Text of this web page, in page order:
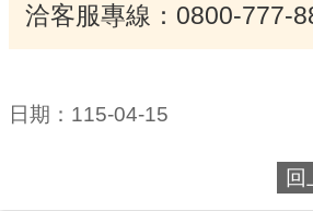
洽客服專線：0800-777-
日期：115-04-15
回